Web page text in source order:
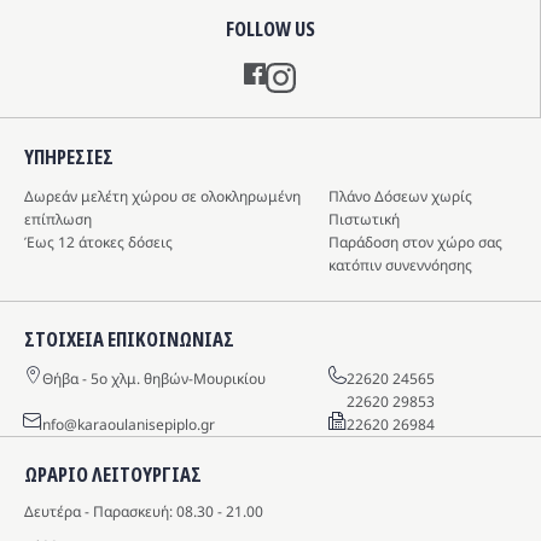
FOLLOW US
Instagram
ΩΡΑΡΙΟ ΛΕΙΤΟΥΡΓΙΑΣ
Δευτέρα - Παρασκευή: 08.30 - 21.00
ΥΠΗΡΕΣIΕΣ
Δωρεάν μελέτη χώρου σε ολοκληρωμένη
επίπλωση
Πλάνο Δόσεων χωρίς
Πιστωτική
Έως 12 άτοκες δόσεις
Παράδοση στον χώρο σας
κατόπιν συνεννόησης
ΣΤΟΙΧΕΙΑ ΕΠΙΚΟΙΝΩΝΙΑΣ
Θήβα - 5o χλμ. θηβών-Μουρικίου
22620 24565
22620 29853
info@karaoulanisepiplo.gr
22620 26984